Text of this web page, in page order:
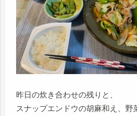
昨日の炊き合わせの残りと、
スナップエンドウの胡麻和え、野